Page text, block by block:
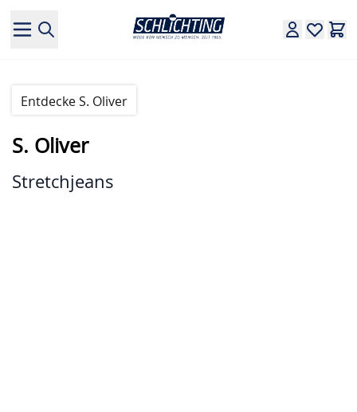
Entdecke S. Oliver
S. Oliver
Stretchjeans